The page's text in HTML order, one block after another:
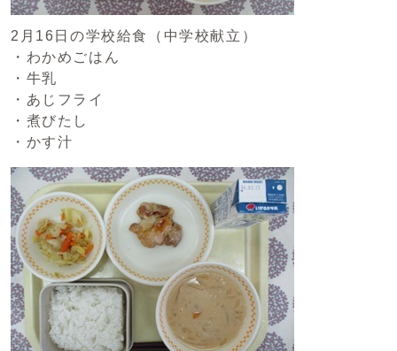
2月16日の学校給食（中学校献立）
・わかめごはん
・牛乳
・あじフライ
・煮びたし
・かす汁